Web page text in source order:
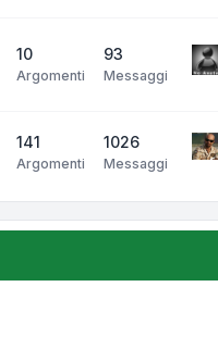
10
Argomenti
93
Messaggi
141
Argomenti
1026
Messaggi